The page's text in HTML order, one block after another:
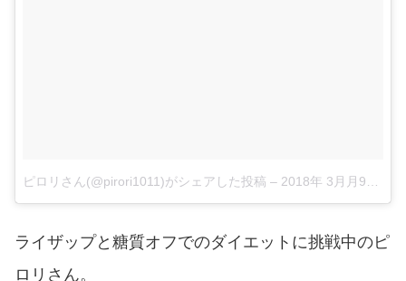
ピロリさん(@pirori1011)がシェアした投稿 – 2018年 3月月9日午後7時06分PST
ライザップと糖質オフでのダイエットに挑戦中のピ
ロリさん。